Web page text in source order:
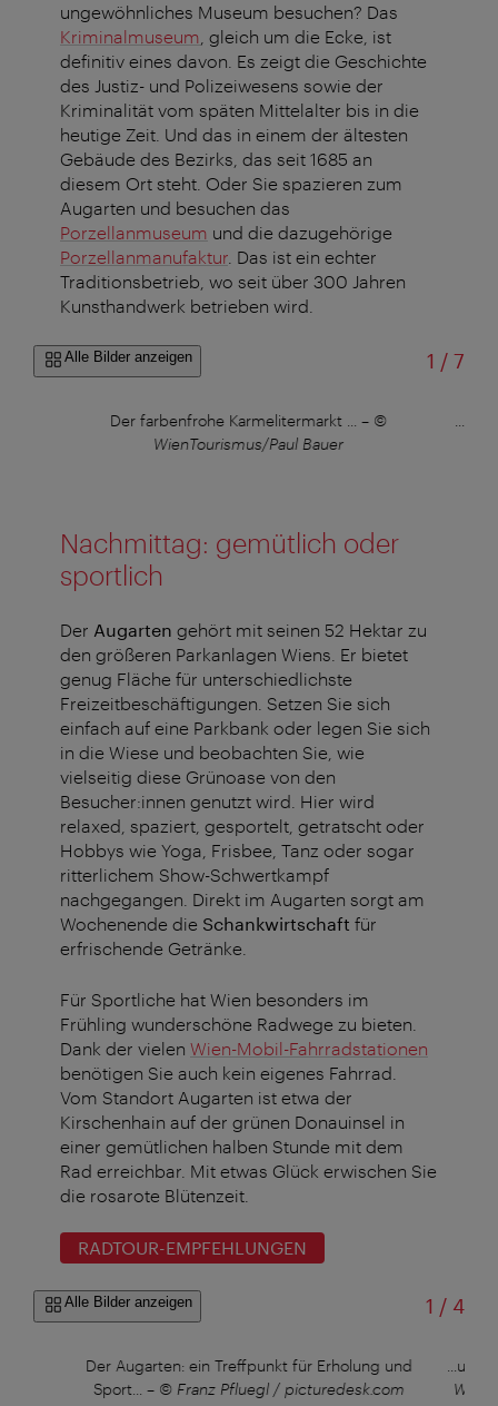
ungewöhnliches Museum besuchen? Das
Kriminalmuseum , gleich um die Ecke, ist
definitiv eines davon. Es zeigt die Geschichte
des Justiz- und Polizeiwesens sowie der
Kriminalität vom späten Mittelalter bis in die
heutige Zeit. Und das in einem der ältesten
Gebäude des Bezirks, das seit 1685 an
diesem Ort steht. Oder Sie spazieren zum
Augarten und besuchen das
Porzellanmuseum und die dazugehörige
Porzellanmanufaktur . Das ist ein echter
Traditionsbetrieb, wo seit über 300 Jahren
Kunsthandwerk betrieben wird.
Alle Bilder anzeigen 1 /von
7
Der farbenfrohe Karmelitermarkt ... – ©
WienTourismus/Paul Bauer
Nachmittag: gemütlich oder
sportlich
Der Augarten gehört mit seinen 52 Hektar zu
den größeren Parkanlagen Wiens. Er bietet
genug Fläche für unterschiedlichste
Freizeitbeschäftigungen. Setzen Sie sich
einfach auf eine Parkbank oder legen Sie sich
in die Wiese und beobachten Sie, wie
vielseitig diese Grünoase von den
Besucher:innen genutzt wird. Hier wird
relaxed, spaziert, gesportelt, getratscht oder
Hobbys wie Yoga, Frisbee, Tanz oder sogar
ritterlichem Show-Schwertkampf
nachgegangen. Direkt im Augarten sorgt am
Wochenende die Schankwirtschaft für
erfrischende Getränke.
Für Sportliche hat Wien besonders im
Frühling wunderschöne Radwege zu bieten.
Dank der vielen Wien-Mobil-Fahrradstationen
benötigen Sie auch kein eigenes Fahrrad.
Vom Standort Augarten ist etwa der
Kirschenhain auf der grünen Donauinsel in
einer gemütlichen halben Stunde mit dem
Rad erreichbar. Mit etwas Glück erwischen Sie
die rosarote Blütenzeit.
RADTOUR-EMPFEHLUNGEN
Alle Bilder anzeigen 1 /von
4
Der Augarten: ein Treffpunkt für Erholung und
Sport...
– © Franz Pfluegl / picturedesk.com